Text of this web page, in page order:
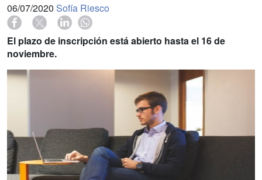
06/07/2020 Sofía Riesco
El plazo de inscripción está abierto hasta el 16 de
noviembre.